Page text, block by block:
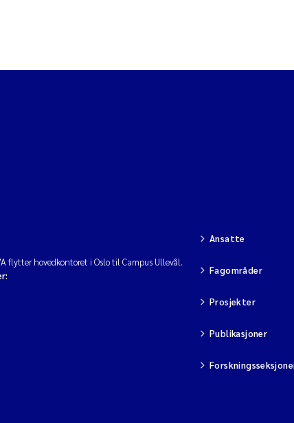
flytter hovedkontoret i Oslo til Campus Ullevål.
Ansatte
Fagområder
Prosjekter
Publikasjoner